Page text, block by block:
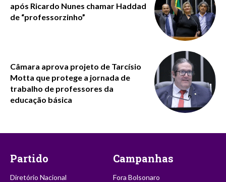
após Ricardo Nunes chamar Haddad
de “professorzinho”
Câmara aprova projeto de Tarcísio
Motta que protege a jornada de
trabalho de professores da
educação básica
Partido
Diretório Nacional
Campanhas
Fora Bolsonaro